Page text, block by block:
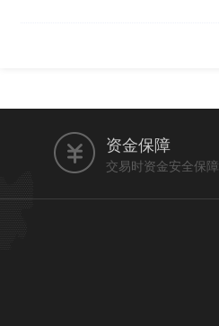
资金保障
交易时资金安全保障